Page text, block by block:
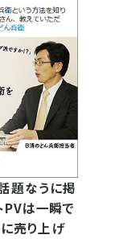
題なうに掲
PVは一瞬で
売り上げ